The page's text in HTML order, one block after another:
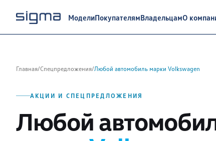
МоделиПокупателямВладельцамО
Главная/Спецпредложения/Любой автомобиль марки Volkswagen
АКЦИИ И СПЕЦПРЕДЛОЖЕНИЯ
Любой